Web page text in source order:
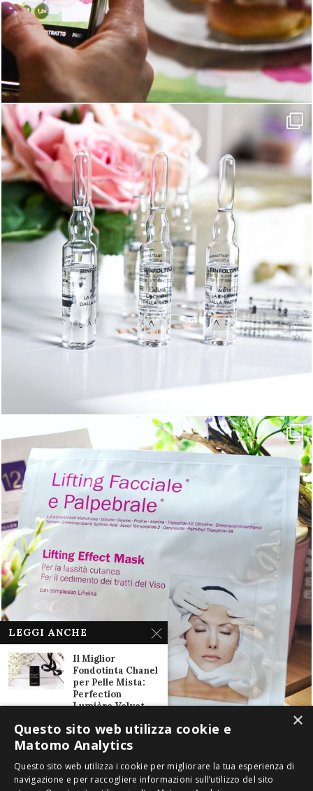
LEGGI ANCHE
Il Miglior
Fondotinta Chanel
per Pelle Mista:
Perfection
Lumière Velvet
27 Febbraio 2018
Nuovo Fondotinta
stick Mac Studio
Fix Soft Matte:
copre, corregge,...
×
Questo sito web utilizza cookie e
Matomo Analytics
Questo sito web utilizza i cookie per migliorare la tua esperienza di
navigazione e per raccogliere informazioni sull’utilizzo del sito